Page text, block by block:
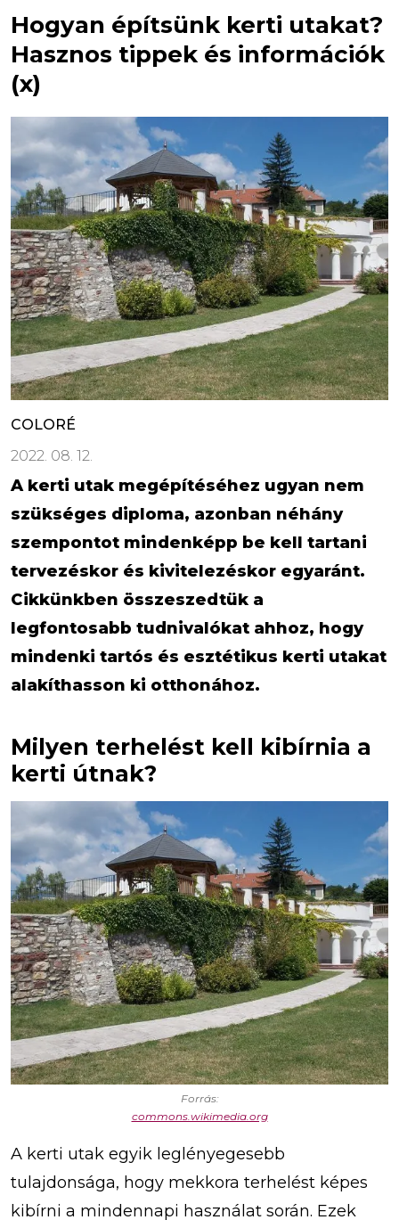
Hogyan építsünk kerti utakat?
Hasznos tippek és információk
(x)
COLORÉ
2022. 08. 12.
A kerti utak megépítéséhez ugyan nem
szükséges diploma, azonban néhány
szempontot mindenképp be kell tartani
tervezéskor és kivitelezéskor egyaránt.
Cikkünkben összeszedtük a
legfontosabb tudnivalókat ahhoz, hogy
mindenki tartós és esztétikus kerti utakat
alakíthasson ki otthonához.
Milyen terhelést kell kibírnia a
kerti útnak?
Forrás:
commons.wikimedia.org
A kerti utak egyik leglényegesebb
tulajdonsága, hogy mekkora terhelést képes
kibírni a mindennapi használat során. Ezek